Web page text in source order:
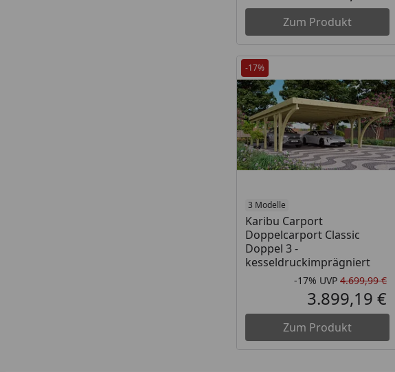
Zum Produkt
-17%
3 Modelle
Karibu Carport
Doppelcarport Classic
Doppel 3 -
kesseldruckimprägniert
-17% UVP 4.699,99 €
3.899,19 €
Zum Produkt